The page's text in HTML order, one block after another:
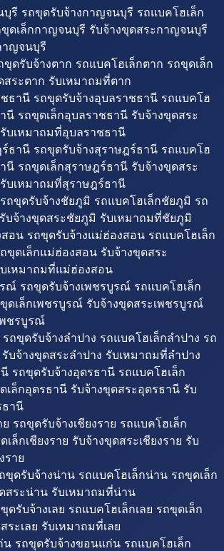
รี รถขุดรับจ้างกาญจนบุรี รถแบคโฮเล็ก
ดเล็กกาญจนบุรี รับจ้างขุดสระกาญจนบุรี
าญจนบุรี
ขุดรับจ้างตาก รถแบคโฮเล็กตาก รถขุดเล็ก
สระตาก รับเหมาถมที่ตาก
ธานี รถขุดรับจ้างอุบลราชธานี รถแบคโฮ
นี รถขุดเล็กอุบลราชธานี รับจ้างขุดสระ
บเหมาถมที่อุบลราชธานี
ธานี รถขุดรับจ้างสุราษฎร์ธานี รถแบคโฮ
นี รถขุดเล็กสุราษฎร์ธานี รับจ้างขุดสระ
บเหมาถมที่สุราษฎร์ธานี
ถขุดรับจ้างชัยภูมิ รถแบคโฮเล็กชัยภูมิ รถ
บจ้างขุดสระชัยภูมิ รับเหมาถมที่ชัยภูมิ
อน รถขุดรับจ้างแม่ฮ่องสอน รถแบคโฮเล็ก
ขุดเล็กแม่ฮ่องสอน รับจ้างขุดสระ
เหมาถมที่แม่ฮ่องสอน
ณ์ รถขุดรับจ้างเพชรบูรณ์ รถแบคโฮเล็ก
ดเล็กเพชรบูรณ์ รับจ้างขุดสระเพชรบูรณ์
พชรบูรณ์
ถขุดรับจ้างลำปาง รถแบคโฮเล็กลำปาง รถ
บจ้างขุดสระลำปาง รับเหมาถมที่ลำปาง
รถขุดรับจ้างอุดรธานี รถแบคโฮเล็ก
เล็กอุดรธานี รับจ้างขุดสระอุดรธานี รับ
ธานี
ย รถขุดรับจ้างเชียงราย รถแบคโฮเล็ก
เล็กเชียงราย รับจ้างขุดสระเชียงราย รับ
ราย
ขุดรับจ้างน่าน รถแบคโฮเล็กน่าน รถขุดเล็ก
สระน่าน รับเหมาถมที่น่าน
ดรับจ้างเลย รถแบคโฮเล็กเลย รถขุดเล็ก
ระเลย รับเหมาถมที่เลย
รถขุดรับจ้างขอนแก่น รถแบคโฮเล็ก